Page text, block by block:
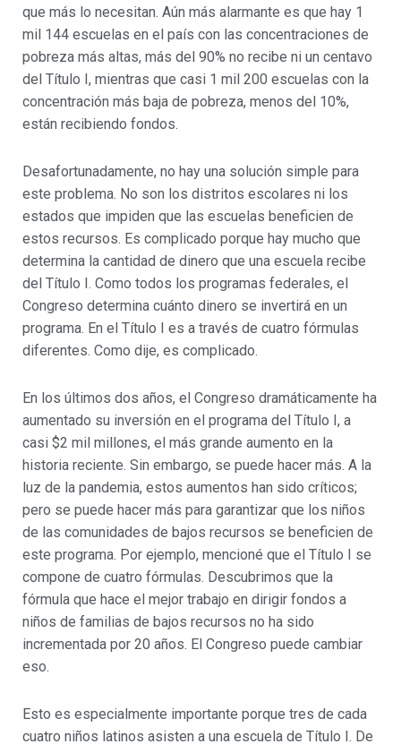
que más lo necesitan. Aún más alarmante es que hay 1
mil 144 escuelas en el país con las concentraciones de
pobreza más altas, más del 90% no recibe ni un centavo
del Título I, mientras que casi 1 mil 200 escuelas con la
concentración más baja de pobreza, menos del 10%,
están recibiendo fondos.
Desafortunadamente, no hay una solución simple para
este problema. No son los distritos escolares ni los
estados que impiden que las escuelas beneficien de
estos recursos. Es complicado porque hay mucho que
determina la cantidad de dinero que una escuela recibe
del Título I. Como todos los programas federales, el
Congreso determina cuánto dinero se invertirá en un
programa. En el Título I es a través de cuatro fórmulas
diferentes. Como dije, es complicado.
En los últimos dos años, el Congreso dramáticamente ha
aumentado su inversión en el programa del Título I, a
casi $2 mil millones, el más grande aumento en la
historia reciente. Sin embargo, se puede hacer más. A la
luz de la pandemia, estos aumentos han sido críticos;
pero se puede hacer más para garantizar que los niños
de las comunidades de bajos recursos se beneficien de
este programa. Por ejemplo, mencioné que el Título I se
compone de cuatro fórmulas. Descubrimos que la
fórmula que hace el mejor trabajo en dirigir fondos a
niños de familias de bajos recursos no ha sido
incrementada por 20 años. El Congreso puede cambiar
eso.
Esto es especialmente importante porque tres de cada
cuatro niños latinos asisten a una escuela de Título I. De